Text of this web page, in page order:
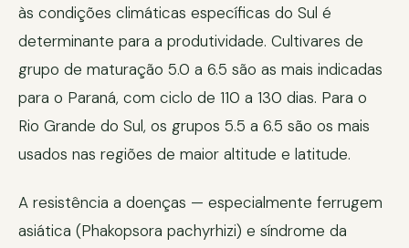
às condições climáticas específicas do Sul é
determinante para a produtividade. Cultivares de
grupo de maturação 5.0 a 6.5 são as mais indicadas
para o Paraná, com ciclo de 110 a 130 dias. Para o
Rio Grande do Sul, os grupos 5.5 a 6.5 são os mais
usados nas regiões de maior altitude e latitude.
A resistência a doenças — especialmente ferrugem
asiática (Phakopsora pachyrhizi) e síndrome da